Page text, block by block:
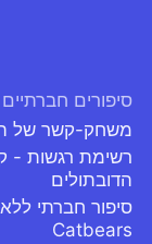
סיפורים
משחק-קשר של
רשימת רגשות -
הדובתולים
Catbears